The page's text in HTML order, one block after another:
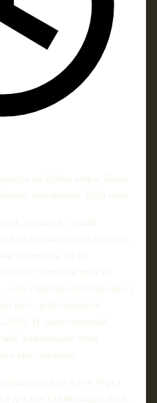
на Кубке мира: Даша
чемпионок 2026 года
пожалуй, самый
международной карьере.
в гонке на 10 км
старта не просто
она уверенно разобралась с
пять действующих
И даже спорный
лыжницы не смог
выступления.
прежде всего через
для нее Олимпиады-2026.